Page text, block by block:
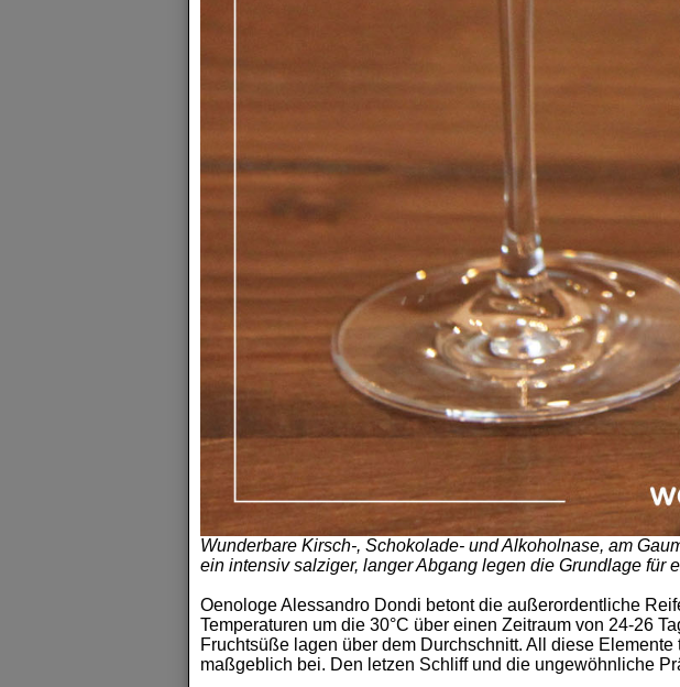
Wunderbare Kirsch-, Schokolade- und Alkoholnase, am
ein intensiv salziger, langer Abgang legen die Grundlage für
Oenologe Alessandro Dondi betont die außerordentliche
Temperaturen um die 30°C über einen Zeitraum von 24-26
Fruchtsüße lagen über dem Durchschnitt. All diese
maßgeblich bei. Den letzen Schliff und die ungewöhnliche